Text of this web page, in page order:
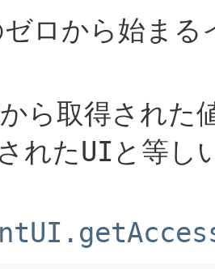
ロから始まる
ら取得された
れたUIと等し